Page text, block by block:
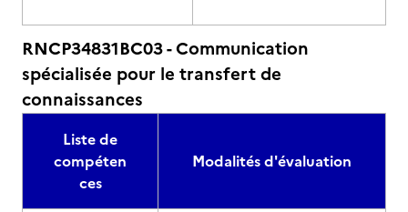
RNCP34831BC03 - Communication
spécialisée pour le transfert de
connaissances
Liste de
compéten
ces
Modalités d'évaluation